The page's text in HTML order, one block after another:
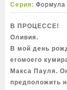
Серия: Формула
В ПРОЦЕССЕ!
Оливия.
В мой день
егомоего
Макса Пауля.
предположить